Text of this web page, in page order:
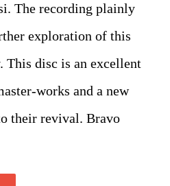
The recording plainly
exploration of this
disc is an excellent
works and a new
their revival. Bravo